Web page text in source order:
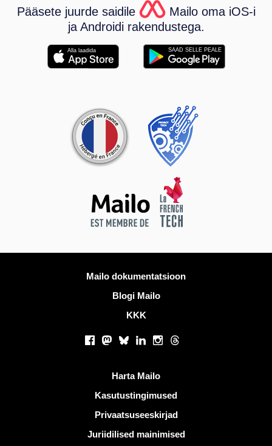
Pääsete juurde saidile
Mailo oma iOS-i
ja Androidi rakendustega.
Alla laadida SAAD SELLE PEALE
Partnerlussuhted
Rohkem informatsiooniMailo dokumentatsioon
Blogi Mailo
KKK
Facebook
Mastodon
BlueskyLinkedInInstagram
Threads
Harta Mailo
Kasutustingimused
Privaatsuseeskirjad
Juriidilised mainimised